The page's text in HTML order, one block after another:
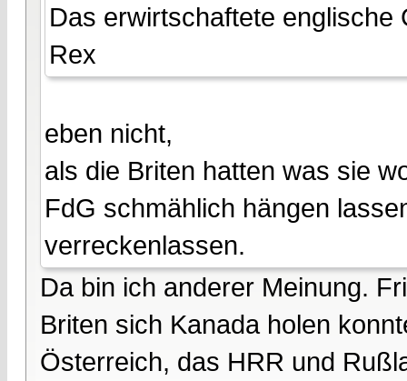
Das erwirtschaftete
Rex
eben nicht,
als die Briten hatten was sie
FdG schmählich hängen
verreckenlassen.
Da bin ich anderer Meinung.
Briten sich Kanada holen
Österreich, das HRR und